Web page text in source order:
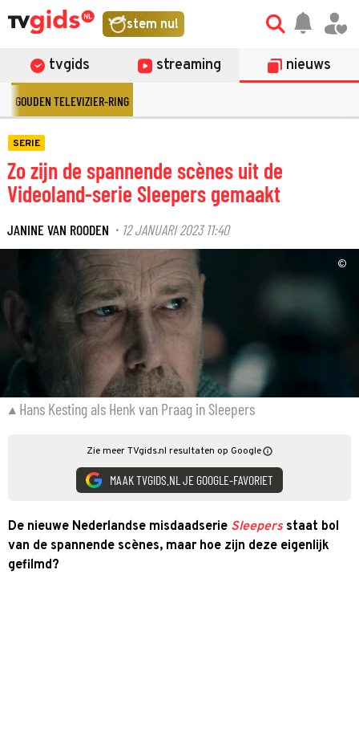
stem nu!
tvgids streaming nieuws
GOUDEN TELEVIZIER-RING
SERIE
Zo zijn de spannende scènes uit de
Videoland-serie Sleepers gemaakt
JANINE VAN ROODEN · 12 JANUARI 2023 11:40
©
Hans Kesting als Henk van Praag in Sleepers
Zie meer TVgids.nl resultaten op Google
MAAK TVGIDS.NL JE GOOGLE-FAVORIET
De nieuwe Nederlandse misdaadserie Sleepersstaat bol
van de spannende scènes, maar hoe zijn deze eigenlijk
gefilmd?